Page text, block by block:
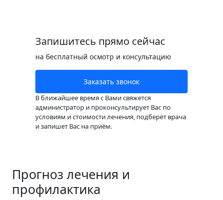
Запишитесь прямо сейчас
на бесплатный осмотр и консультацию
Заказать звонок
В ближайшее время с Вами свяжется
администратор и проконсультирует Вас по
условиям и стоимости лечения, подберёт врача
и запишет Вас на приём.
Прогноз лечения и
профилактика